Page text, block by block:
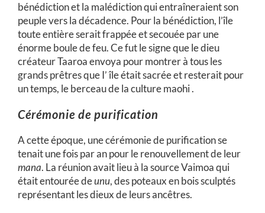
bénédiction et la malédiction qui entraîneraient son
peuple vers la décadence. Pour la bénédiction, l’île
toute entière serait frappée et secouée par une
énorme boule de feu. Ce fut le signe que le dieu
créateur Taaroa envoya pour montrer à tous les
grands prêtres que I’ île était sacrée et resterait pour
un temps, le berceau de la culture maohi .
Cérémonie de purification
A cette époque, une cérémonie de purification se
tenait une fois par an pour le renouvellement de leur
mana. La réunion avait lieu à la source Vaimoa qui
était entourée deunu, des poteaux en bois sculptés
représentant les dieux de leurs ancêtres.